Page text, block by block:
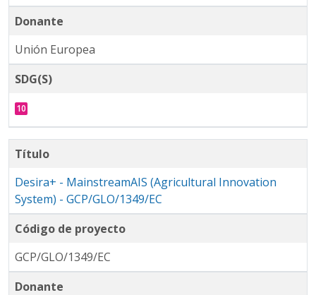
Donante
Unión Europea
SDG(S)
Título
Desira+ - MainstreamAIS (Agricultural Innovation
System) - GCP/GLO/1349/EC
Código de proyecto
GCP/GLO/1349/EC
Donante